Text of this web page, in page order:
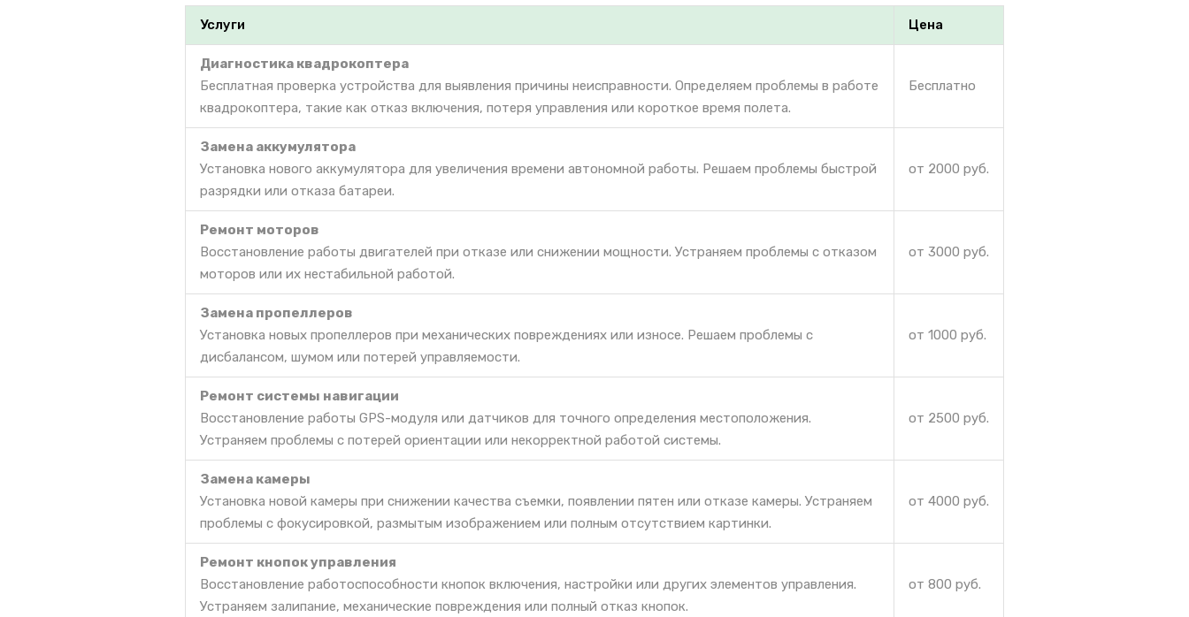
Услуги Цена
Диагностика квадрокоптера
Бесплатная проверка устройства для выявления причины неисправности. Определяем проблемы в работе
квадрокоптера, такие как отказ включения, потеря управления или короткое время полета.
Бесплатно
Замена аккумулятора
Установка нового аккумулятора для увеличения времени автономной работы. Решаем проблемы быстрой
разрядки или отказа батареи.
от 2000 руб.
Ремонт моторов
Восстановление работы двигателей при отказе или снижении мощности. Устраняем проблемы с отказом
моторов или их нестабильной работой.
от 3000 руб.
Замена пропеллеров
Установка новых пропеллеров при механических повреждениях или износе. Решаем проблемы с
дисбалансом, шумом или потерей управляемости.
от 1000 руб.
Ремонт системы навигации
Восстановление работы GPS-модуля или датчиков для точного определения местоположения.
Устраняем проблемы с потерей ориентации или некорректной работой системы.
от 2500 руб.
Замена камеры
Установка новой камеры при снижении качества съемки, появлении пятен или отказе камеры. Устраняем
проблемы с фокусировкой, размытым изображением или полным отсутствием картинки.
от 4000 руб.
Ремонт кнопок управления
Восстановление работоспособности кнопок включения, настройки или других элементов управления.
Устраняем залипание, механические повреждения или полный отказ кнопок.
от 800 руб.